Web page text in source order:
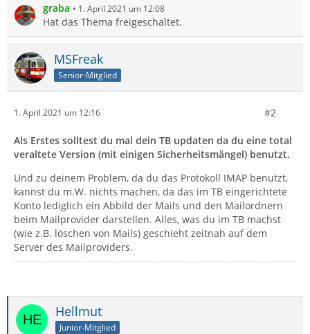
graba 1. April 2021 um 12:08
Hat das Thema freigeschaltet.
MSFreak
Senior-Mitglied
1. April 2021 um 12:16 #2
Als Erstes solltest du mal dein TB updaten da du eine total
veraltete Version (mit einigen Sicherheitsmängel) benutzt.
Und zu deinem Problem, da du das Protokoll IMAP benutzt,
kannst du m.W. nichts machen, da das im TB eingerichtete
Konto lediglich ein Abbild der Mails und den Mailordnern
beim Mailprovider darstellen. Alles, was du im TB machst
(wie z.B. löschen von Mails) geschieht zeitnah auf dem
Server des Mailproviders.
Hellmut
Junior-Mitglied